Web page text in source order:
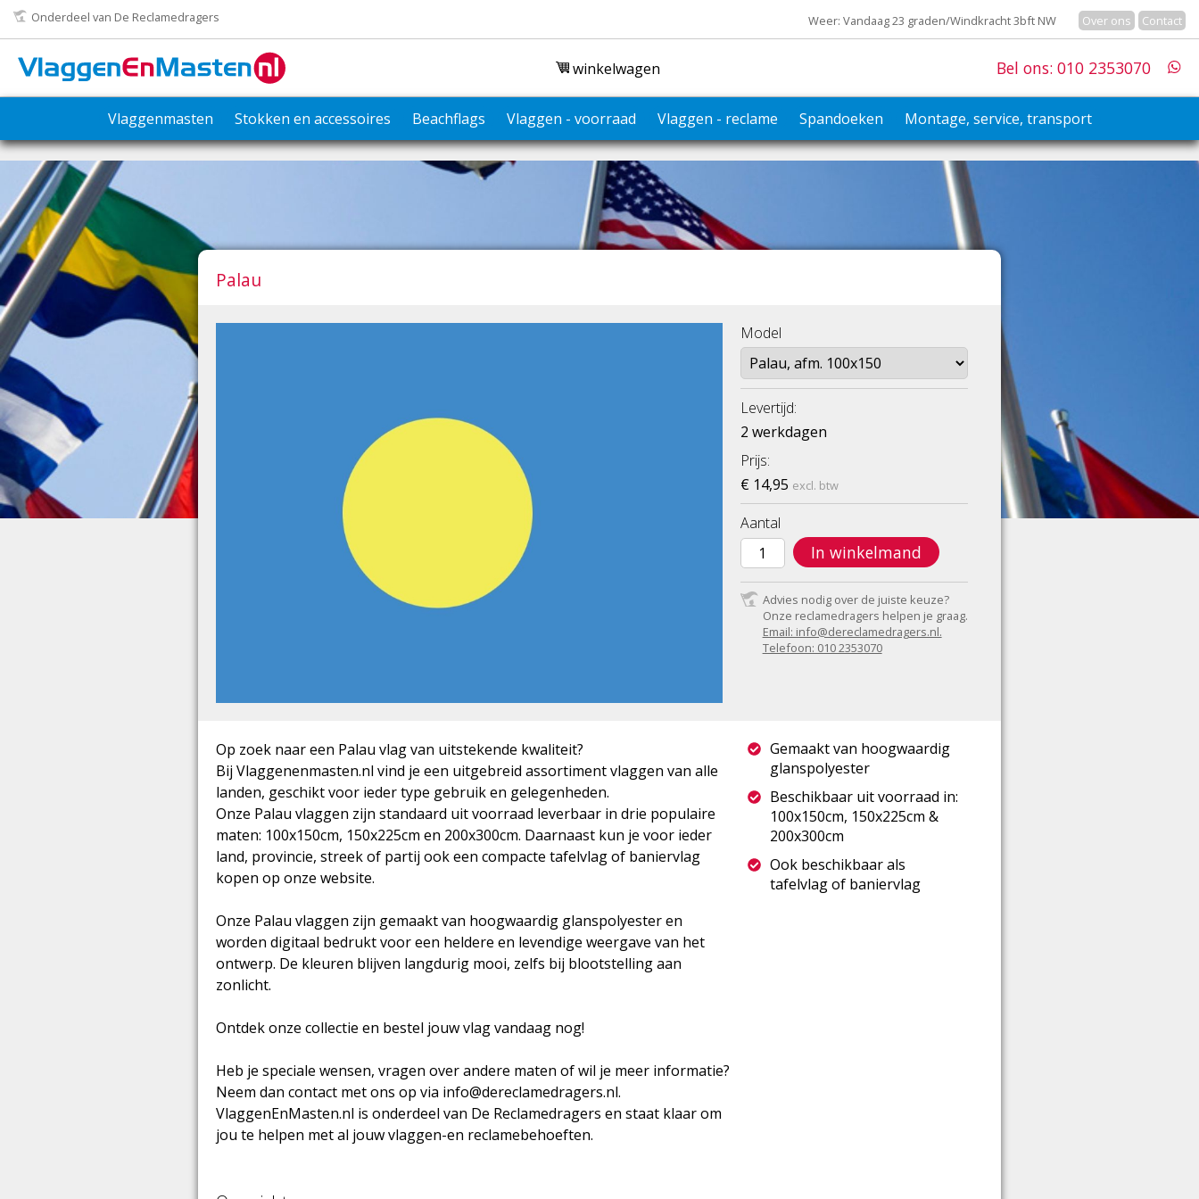
Onderdeel van De Reclamedragers Weer: Vandaag 23 graden/Windkracht 3bft NW Over ons Contact
winkelwagen Bel ons: 010 2353070
Vlaggenmasten Stokken en accessoires Beachflags Vlaggen - voorraad Vlaggen - reclame Spandoeken Montage, service, transport
Palau
Model
Levertijd:
2 werkdagen
Prijs:
€ 14,95 excl. btw
Aantal
In winkelmand
Advies nodig over de juiste keuze?
Onze reclamedragers helpen je graag.
Email: info@dereclamedragers.nl.
Telefoon: 010 2353070
Op zoek naar een Palau vlag van uitstekende kwaliteit?
Bij Vlaggenenmasten.nl vind je een uitgebreid assortiment vlaggen van alle
landen, geschikt voor ieder type gebruik en gelegenheden.
Onze Palau vlaggen zijn standaard uit voorraad leverbaar in drie populaire
maten: 100x150cm, 150x225cm en 200x300cm. Daarnaast kun je voor ieder
land, provincie, streek of partij ook een compacte tafelvlag of baniervlag
kopen op onze website.
Onze Palau vlaggen zijn gemaakt van hoogwaardig glanspolyester en
worden digitaal bedrukt voor een heldere en levendige weergave van het
ontwerp. De kleuren blijven langdurig mooi, zelfs bij blootstelling aan
zonlicht.
Ontdek onze collectie en bestel jouw vlag vandaag nog!
Heb je speciale wensen, vragen over andere maten of wil je meer informatie?
Neem dan contact met ons op via info@dereclamedragers.nl.
VlaggenEnMasten.nl is onderdeel van De Reclamedragers en staat klaar om
jou te helpen met al jouw vlaggen-en reclamebehoeften.
Gemaakt van hoogwaardig
glanspolyester
Beschikbaar uit voorraad in:
100x150cm, 150x225cm &
200x300cm
Ook beschikbaar als
tafelvlag of baniervlag